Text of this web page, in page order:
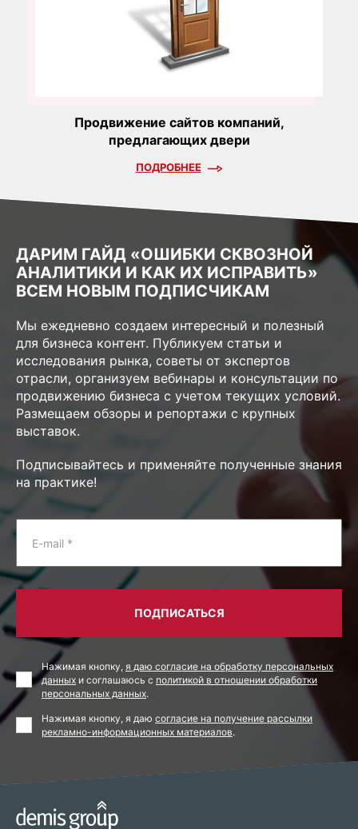
Продвижение сайтов компаний,
предлагающих двери
ПОДРОБНЕЕ
ДАРИМ ГАЙД «ОШИБКИ СКВОЗНОЙ
АНАЛИТИКИ И КАК ИХ ИСПРАВИТЬ»
ВСЕМ НОВЫМ ПОДПИСЧИКАМ
Мы ежедневно создаем интересный и полезный
для бизнеса контент. Публикуем статьи и
исследования рынка, советы от экспертов
отрасли, организуем вебинары и консультации по
продвижению бизнеса с учетом текущих условий.
Размещаем обзоры и репортажи с крупных
выставок.
Подписывайтесь и применяйте полученные знания
на практике!
E-mail *
ПОДПИСАТЬСЯ
Нажимая кнопку, я даю согласие на обработку персональных
данных и соглашаюсь с политикой в отношении обработки
персональных данных.
Нажимая кнопку, я даю согласие на получение рассылки
рекламно-информационных материалов.